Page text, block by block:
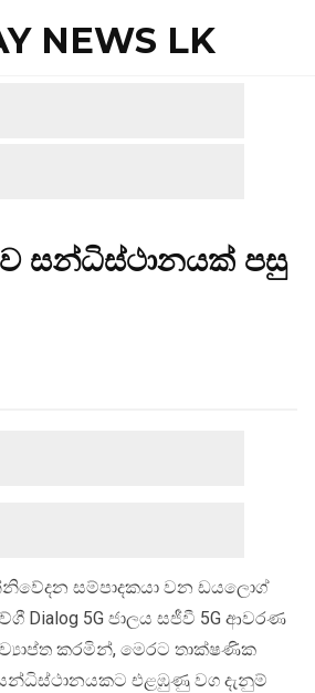
NEWS LK
සන්ධිස්ථානයක් පසු
සම්පාදකයා වන ඩයලොග්
Dialog 5G ජාලය සජීවී 5G ආවරණ
ව්‍යාප්ත කරමින්, මෙරට තාක්ෂණික
එළඹුණු වග දැනුම්